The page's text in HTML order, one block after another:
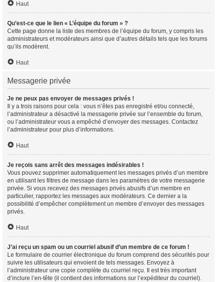
Haut
Qu’est-ce que le lien « L’équipe du forum » ?
Cette page donne la liste des membres de l’équipe du forum, y compris les
administrateurs et modérateurs ainsi que d’autres détails tels que les forums
qu’ils modèrent.
Haut
Messagerie privée
Je ne peux pas envoyer de messages privés !
Il y a trois raisons pour cela : vous n’êtes pas enregistré et/ou connecté,
l’administrateur a désactivé la messagerie privée sur l’ensemble du forum,
ou l’administrateur vous a empêché d’envoyer des messages. Contactez
l’administrateur pour plus d’informations.
Haut
Je reçois sans arrêt des messages indésirables !
Vous pouvez supprimer automatiquement les messages privés d’un membre
en utilisant les filtres de message dans les paramètres de votre messagerie
privée. Si vous recevez des messages privés abusifs d’un membre en
particulier, rapportez les messages aux modérateurs. Ce dernier a la
possibilité d’empêcher complètement un membre d’envoyer des messages
privés.
Haut
J’ai reçu un spam ou un courriel abusif d’un membre de ce forum !
Le formulaire de courrier électronique du forum comprend des sécurités pour
suivre les utilisateurs qui envoient de tels messages. Envoyez à
l’administrateur une copie complète du courriel reçu. Il est très important
d’inclure l’en-tête (il contient des informations sur l’expéditeur du courriel).